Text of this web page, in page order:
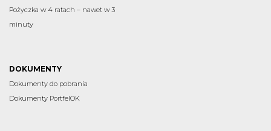
Pożyczka w 4 ratach – nawet w 3
minuty
DOKUMENTY
Dokumenty do pobrania
Dokumenty PortfelOK